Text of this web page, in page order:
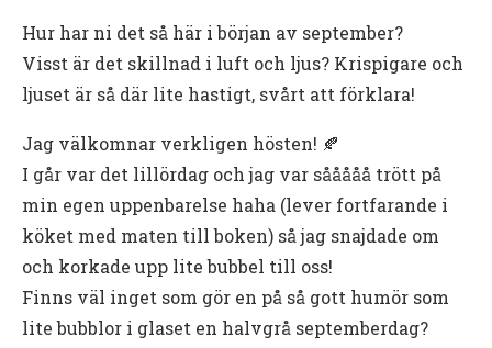
Hur har ni det så här i början av september?
Visst är det skillnad i luft och ljus? Krispigare och
ljuset är så där lite hastigt, svårt att förklara!
Jag välkomnar verkligen hösten! 🍂
I går var det lillördag och jag var sååååå trött på
min egen uppenbarelse haha (lever fortfarande i
köket med maten till boken) så jag snajdade om
och korkade upp lite bubbel till oss!
Finns väl inget som gör en på så gott humör som
lite bubblor i glaset en halvgrå septemberdag?